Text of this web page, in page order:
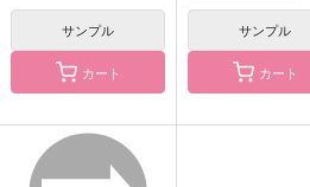
きみのつたえかた
sixth
サンプル
カート
サンプル
カート